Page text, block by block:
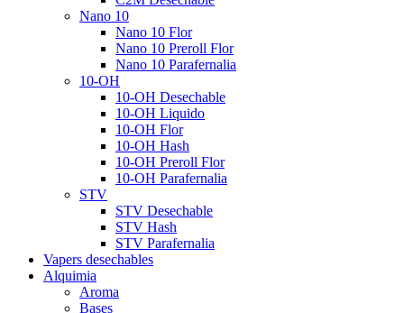
Nano 10
Nano 10 Flor
Nano 10 Preroll Flor
Nano 10 Parafernalia
10-OH
10-OH Desechable
10-OH Liquido
10-OH Flor
10-OH Hash
10-OH Preroll Flor
10-OH Parafernalia
STV
STV Desechable
STV Hash
STV Parafernalia
Vapers desechables
Alquimia
Aroma
Bases